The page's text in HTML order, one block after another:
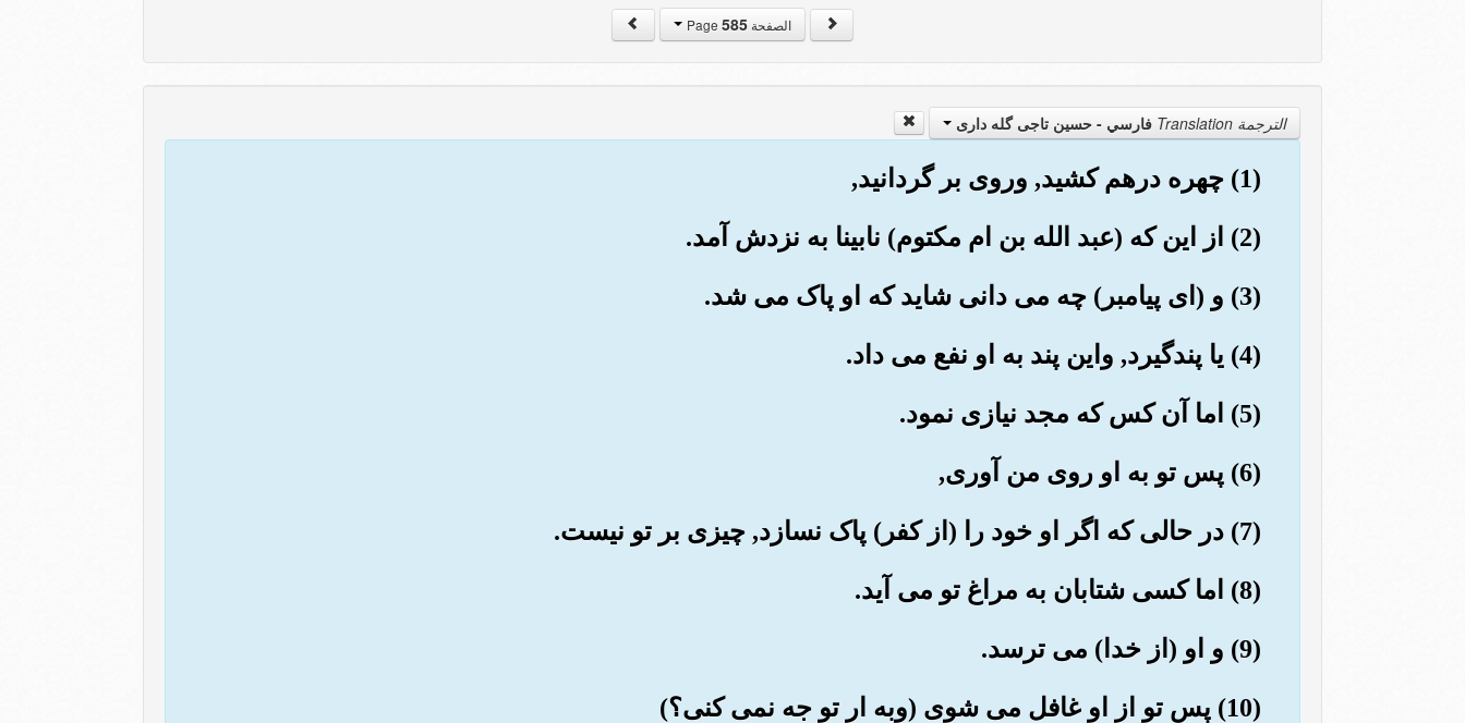
الصفحة Page585
الترجمة Translation فارسي - حسین تاجی گله داری
(1) چهره درهم کشید, وروی بر گردانید,
(2) از این که (عبد الله بن ام مکتوم) نابینا به نزدش آمد.
(3) و (ای پیامبر) چه می دانی شاید که او پاک می شد.
(4) یا پندگیرد, واین پند به او نفع می داد.
(5) اما آن کس که مجد نیازی نمود.
(6) پس تو به او روی من آوری,
(7) در حالی که اگر او خود را (از کفر) پاک نسازد, چیزی بر تو نیست.
(8) اما کسی شتابان به مراغ تو می آید.
(9) و او (از خدا) می ترسد.
(10) پس تو از او غافل می شوی (وبه ار تو جه نمی کنی؟)